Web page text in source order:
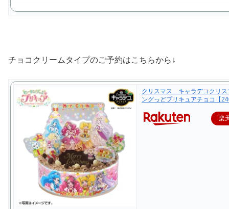
チョコクリームタイプのご予約はこちらから↓
クリスマス キャラデコクリス
ングっどプリキュアチョコ【
楽